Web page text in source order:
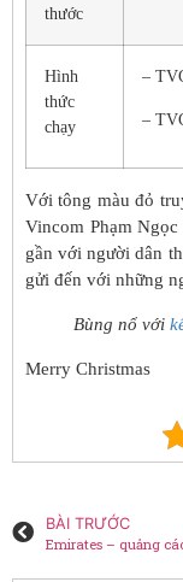
thước
Hình
thức
chạy
–
–
Với tông màu đỏ
Vincom Phạm
gần với người dân
gửi đến với những
Bùng nổ với
Merry Christmas
BÀI TRƯỚC